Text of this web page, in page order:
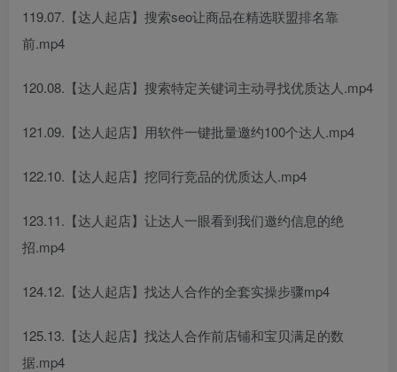
119.07.【达人起店】搜索seo让商品在精选联盟排名靠
前.mp4
120.08.【达人起店】搜索特定关键词主动寻找优质达人.mp4
121.09.【达人起店】用软件一键批量邀约100个达人.mp4
122.10.【达人起店】挖同行竞品的优质达人.mp4
123.11.【达人起店】让达人一眼看到我们邀约信息的绝
招.mp4
124.12.【达人起店】找达人合作的全套实操步骤mp4
125.13.【达人起店】找达人合作前店铺和宝贝满足的数
据.mp4